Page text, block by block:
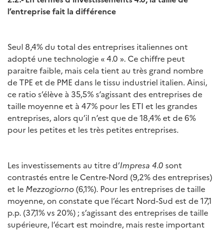
l’entreprise fait la différence
Seul 8,4% du total des entreprises italiennes ont
adopté une technologie « 4.0 ». Ce chiffre peut
paraitre faible, mais cela tient au très grand nombre
de TPE et de PME dans le tissu industriel italien. Ainsi,
ce ratio s’élève à 35,5% s’agissant des entreprises de
taille moyenne et à 47% pour les ETI et les grandes
entreprises, alors qu’il n’est que de 18,4% et de 6%
pour les petites et les très petites entreprises.
Les investissements au titre d’Impresa 4.0sont
contrastés entre le Centre-Nord (9,2% des entreprises)
et le Mezzogiorno(6,1%). Pour les entreprises de taille
moyenne, on constate que l’écart Nord-Sud est de 17,1
p.p. (37,1% vs 20%) ; s’agissant des entreprises de taille
supérieure, l’écart est moindre, mais reste important